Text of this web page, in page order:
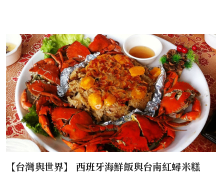
【台灣與世界】 西班牙海鮮飯與台南紅蟳米糕